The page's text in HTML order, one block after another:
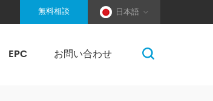
日本語
無料相談
EPC お問い合わせ